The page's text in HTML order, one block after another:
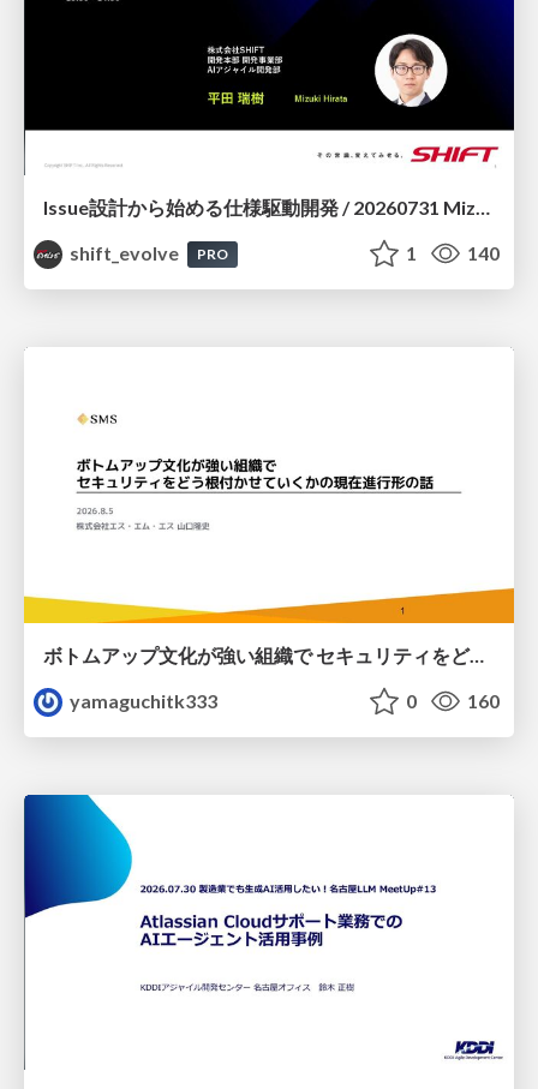
Issue設計から始める仕様駆動開発 / 20260731 Mizuki Hirata
shift_evolve
PRO 1 140
ボトムアップ文化が強い組織で セキュリティをどう根付かせていくかの現在進行形の話 / Making Security Stick in a Bottom-Up Organization
yamaguchitk333
0 160